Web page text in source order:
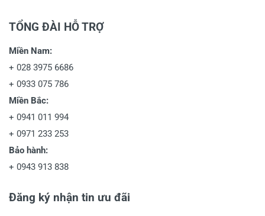
TỔNG ĐÀI HỖ TRỢ
Miền Nam:
+ 028 3975 6686
+ 0933 075 786
Miền Bắc:
+ 0941 011 994
+ 0971 233 253
Bảo hành:
+ 0943 913 838
Đăng ký nhận tin ưu đãi